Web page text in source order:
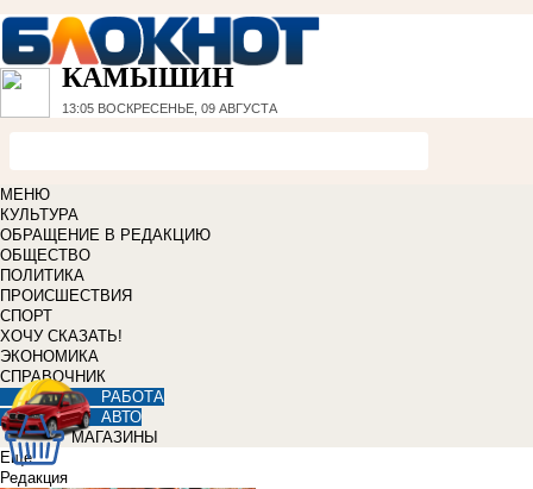
КАМЫШИН
13:05 ВОСКРЕСЕНЬЕ, 09 АВГУСТА
МЕНЮ
КУЛЬТУРА
ОБРАЩЕНИЕ В РЕДАКЦИЮ
ОБЩЕСТВО
ПОЛИТИКА
ПРОИСШЕСТВИЯ
СПОРТ
ХОЧУ СКАЗАТЬ!
ЭКОНОМИКА
СПРАВОЧНИК
РАБОТА
АВТО
МАГАЗИНЫ
Еще
Редакция